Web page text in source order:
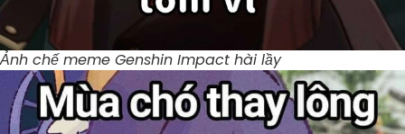
Ảnh chế meme Genshin Impact hài lầy